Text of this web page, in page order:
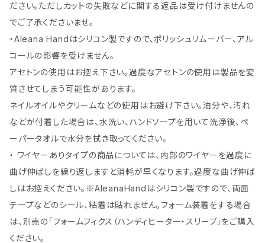
ださい。ただしカットの失敗などに関する返品は受け付けませんの
でご了承くださいませ。
・Aleana Handはシリコン製ですので、ポリッシュリムーバー、アル
コールの影響を受けません。
アセトンの使用はお控え下さい。過度なアセトンの使用は製品を変
質させてしまう可能性があります。
ネイルオイルやクリームなどの使用はお避け下さい。油分や、汚れ
などが付着した場合は、水洗い、ハンドソープを用いて洗浄後、ペ
ーパータオルで水分を拭き取ってください。
・ ワイヤーありタイプの商品については、内部のワイヤーを過度に
曲げ伸ばしを繰り返しますと消耗が早くなります。過度な曲げ伸ば
しはお控えください。※AleanaHandはシリコン製ですので、両面
テープなどのシール、粘着は貼れません。フォーム装着をする場合
は、別売の「フォームフィクス（ハンディヒーター・スリーブ」をご購入
ください。